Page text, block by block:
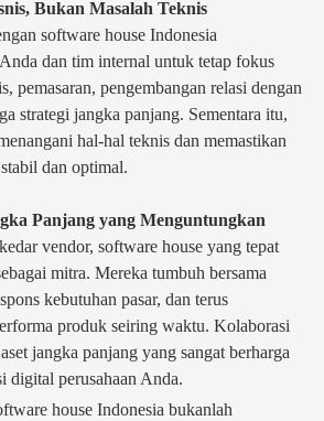
Bukan Masalah Teknis
software house Indonesia
dan tim internal untuk tetap fokus
pemasaran, pengembangan relasi dengan
strategi jangka panjang. Sementara itu,
hal-hal teknis dan memastikan
dan optimal.
Panjang yang Menguntungkan
vendor, software house yang tepat
mitra. Mereka tumbuh bersama
kebutuhan pasar, dan terus
produk seiring waktu. Kolaborasi
jangka panjang yang sangat berharga
digital perusahaan Anda.
house Indonesia bukanlah